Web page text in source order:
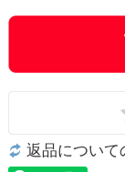
返品について